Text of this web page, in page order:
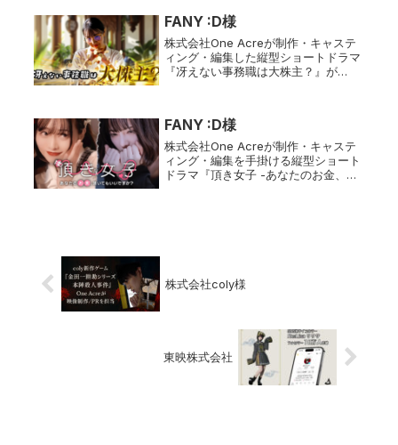
ク原作の実写ショード...
FANY :D様
株式会社One Acreが制作・キャステ
ィング・編集した縦型ショートドラマ
『冴えない事務職は大株主？』が
を描く注目作をお見逃しなく！
FANY :D様
株式会社One Acreが制作・キャステ
ィング・編集を手掛ける縦型ショート
ドラマ『頂き女子 -あなたのお金、頂
株式会社coly様
東映株式会社